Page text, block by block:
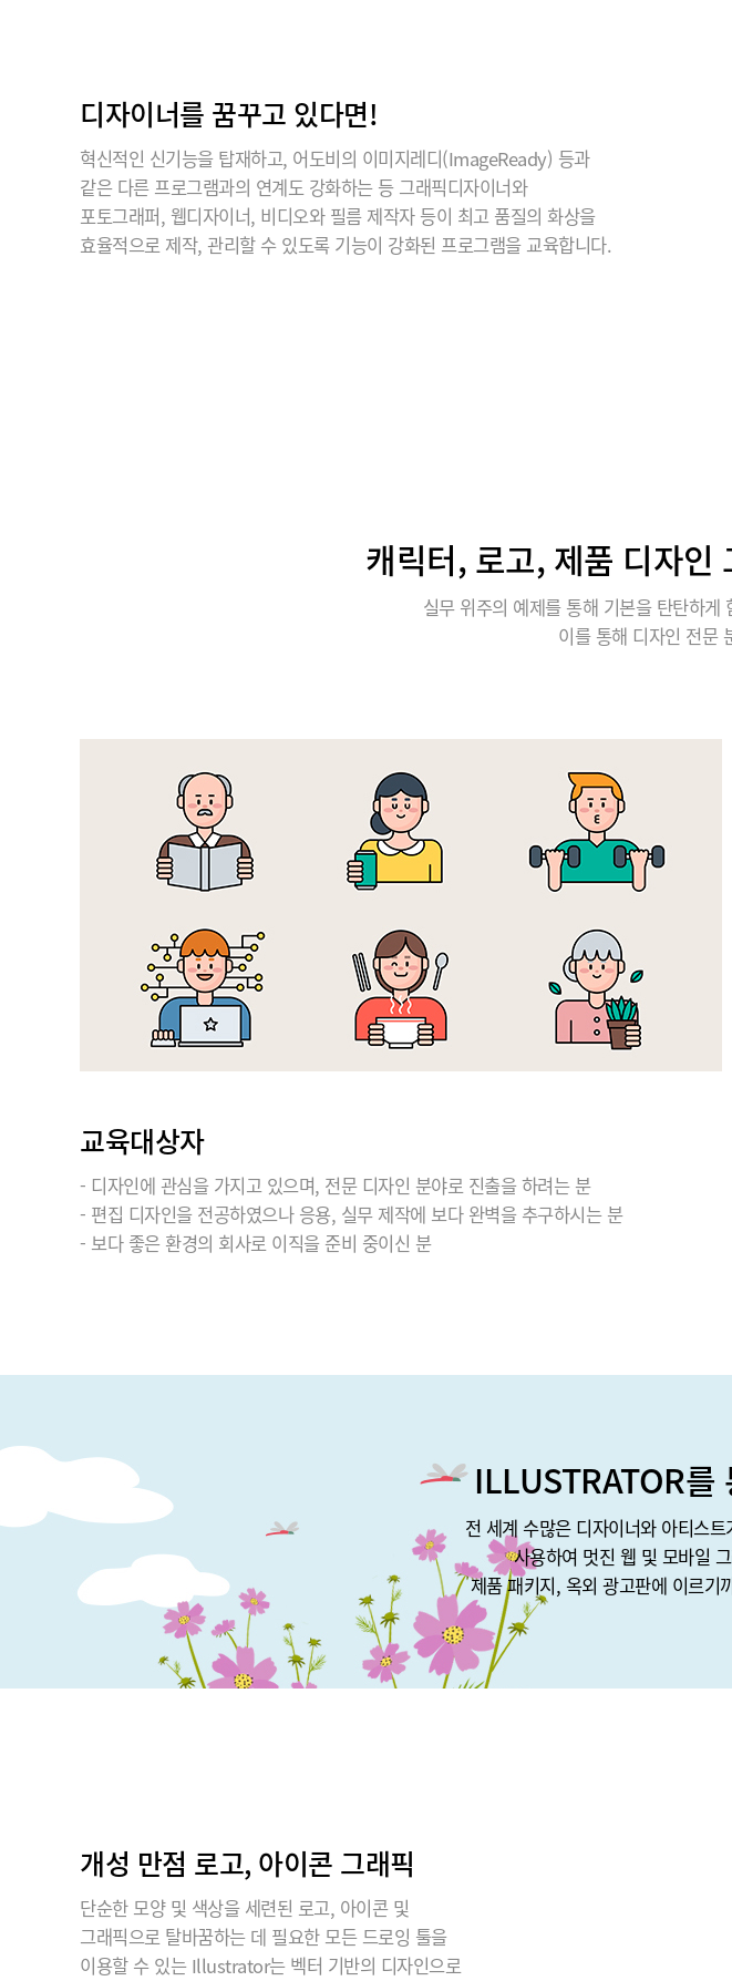
디자이너를 꿈꾸고 있다면!
혁신적인 신기능을 탑재하고, 어도비의 이미지레디(ImageReady) 등과
같은 다른 프로그램과의 연계도 강화하는 등 그래픽디자이너와
포토그래퍼, 웹디자이너, 비디오와 필름 제작자 등이 최고 품질의 화상을
효율적으로 제작, 관리할 수 있도록 기능이 강화된 프로그램을 교육합니다.
캐릭터, 로고, 제품 디자인
실무 위주의 예제를 통해 기본을 탄탄하
이를 통해 디자인 전문
교육대상자
- 디자인에 관심을 가지고 있으며, 전문 디자인 분야로 진출을 하려는 분
- 편집 디자인을 전공하였으나 응용, 실무 제작에 보다 완벽을 추구하시는 분
- 보다 좋은 환경의 회사로 이직을 준비 중이신 분
ILLUSTRATOR를
전 세계 수많은 디자이너와 아티스
사용하여 멋진 웹 및 모바일
제품 패키지, 옥외 광고판에 이르기
개성 만점 로고, 아이콘 그래픽
단순한 모양 및 색상을 세련된 로고, 아이콘 및
그래픽으로 탈바꿈하는 데 필요한 모든 드로잉 툴을
이용할 수 있는 Illustrator는 벡터 기반의 디자인으로